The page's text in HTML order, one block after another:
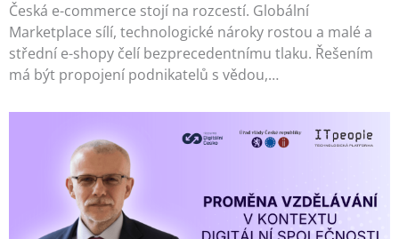
Česká e-commerce stojí na rozcestí. Globální
Marketplace sílí, technologické nároky rostou a malé a
střední e-shopy čelí bezprecedentnímu tlaku. Řešením
má být propojení podnikatelů s vědou,…